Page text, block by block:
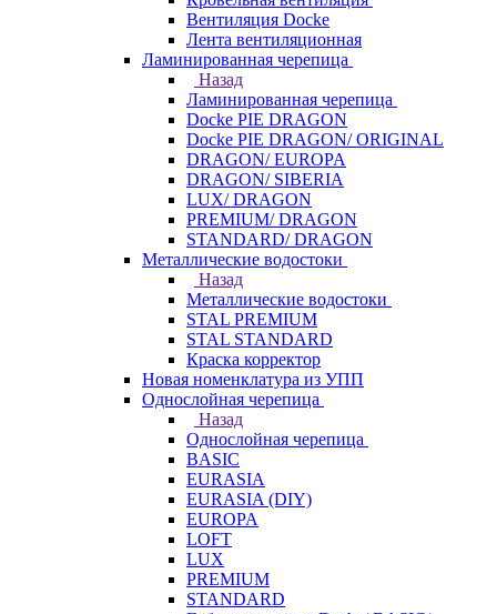
Вентиляция Docke
Лента вентиляционная
Ламинированная черепица
Назад
Ламинированная черепица
Docke PIE DRAGON
Docke PIE DRAGON/ ORIGINAL
DRAGON/ EUROPA
DRAGON/ SIBERIA
LUX/ DRAGON
PREMIUM/ DRAGON
STANDARD/ DRAGON
Металлические водостоки
Назад
Металлические водостоки
STAL PREMIUM
STAL STANDARD
Краска корректор
Новая номенклатура из УПП
Однослойная черепица
Назад
Однослойная черепица
BASIC
EURASIA
EURASIA (DIY)
EUROPA
LOFT
LUX
PREMIUM
STANDARD